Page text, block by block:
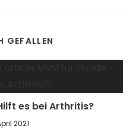
GEFALLEN
es bei Arthritis?
2021